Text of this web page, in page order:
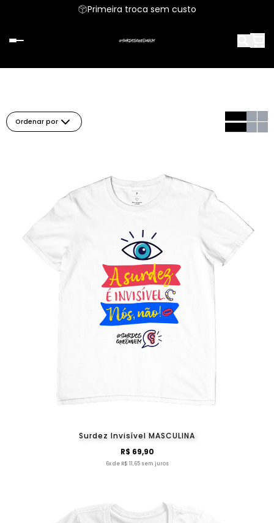
Primeira troca sem custo
Ordenar por
Surdez Invisível MASCULINA
R$ 69,90
6x de R$ 11,65 sem juros